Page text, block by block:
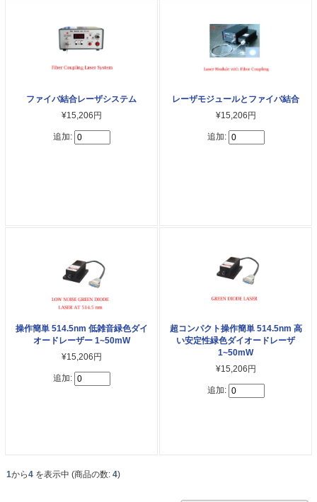
ファイバ結合レーザシステム
¥15,206円
追加:
レーザモジュールとファイバ結合
¥15,206円
追加:
操作簡単 514.5nm 低雑音緑色ダイ
オードレーザー 1~50mW
¥15,206円
追加:
超コンパクト操作簡単 514.5nm 高
い安定性緑色ダイオードレーザ
1~50mW
¥15,206円
追加:
1から4 を表示中 (商品の数: 4)